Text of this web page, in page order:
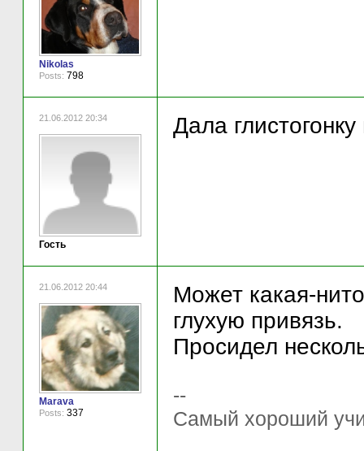
Nikolas
Posts: 798
21.06.2012 20:34
Гость
Дала
21.06.2012 20:44
Marava
Posts: 337
Может какая-
глухую привязь.
Просидел
--
Самый хороший